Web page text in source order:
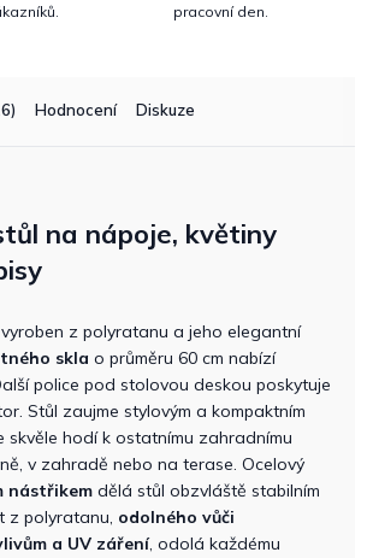
pracovní den.
Hodnocení Diskuze
na nápoje, květiny
z polyratanu a jeho elegantní
skla o průměru 60 cm nabízí
police pod stolovou deskou poskytuje
Stůl zaujme stylovým a kompaktním
skvěle hodí k ostatnímu zahradnímu
v zahradě nebo na terase. Ocelový
nástřikem dělá stůl obzvláště stabilním
z polyratanu, odolného vůči
a UV záření, odolá každému